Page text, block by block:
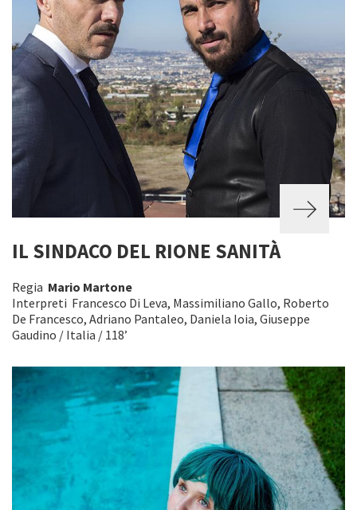
IL SINDACO DEL RIONE SANITÀ
Regia Mario Martone
Interpreti Francesco Di Leva, Massimiliano Gallo, Roberto
De Francesco, Adriano Pantaleo, Daniela Ioia, Giuseppe
Gaudino / Italia / 118’